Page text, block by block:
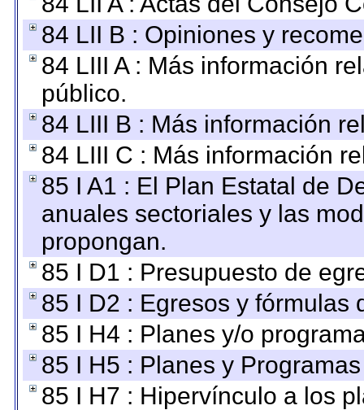
84 LII B : Opiniones y
84 LIII A : Más información
público.
84 LIII B : Más información
84 LIII C : Más información
85 I A1 : El Plan Estatal de
anuales sectoriales y las
propongan.
85 I D1 : Presupuesto de
85 I D2 : Egresos y fórmulas
85 I H4 : Planes y/o
85 I H5 : Planes y
85 I H7 : Hipervínculo a los